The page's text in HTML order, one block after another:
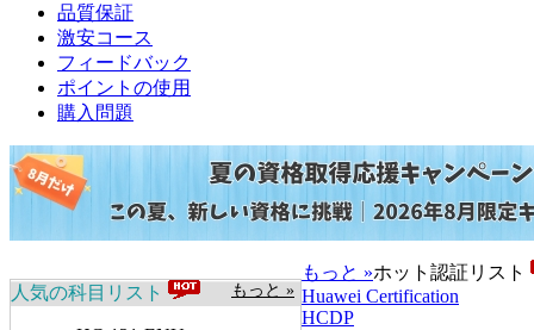
品質保証
激安コース
フィードバック
ポイントの使用
購入問題
もっと »
人気の科目リスト
もっと »ホット認証リスト
Huawei Certification
HCDP